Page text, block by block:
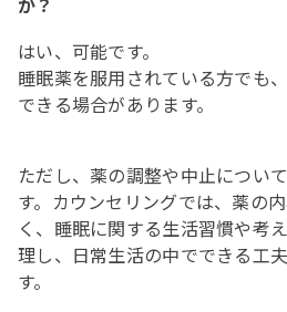
はい、可能です。
睡眠薬を服用されている方でも
できる場合があります。
ただし、薬の調整や中止につい
す。カウンセリングでは、薬の
く、睡眠に関する生活習慣や考
理し、日常生活の中でできる工
す。